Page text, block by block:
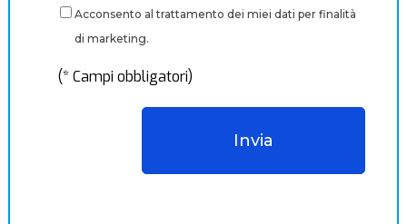
Acconsento al trattamento dei miei dati per finalità
di marketing.
(* Campi obbligatori)